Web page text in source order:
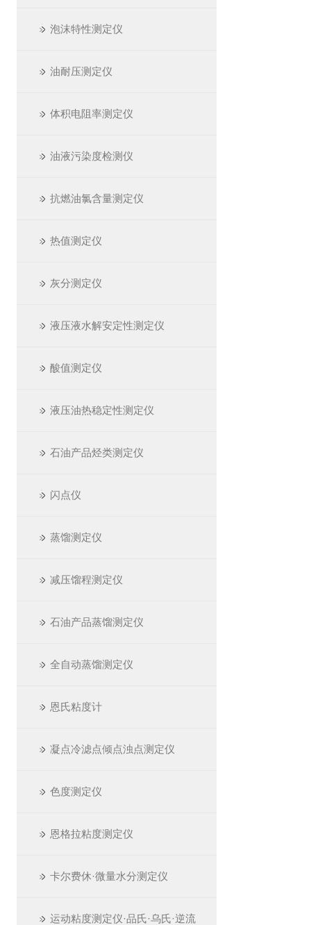
泡沫特性测定仪
油耐压测定仪
体积电阻率测定仪
油液污染度检测仪
抗燃油氯含量测定仪
热值测定仪
灰分测定仪
液压液水解安定性测定仪
酸值测定仪
液压油热稳定性测定仪
石油产品烃类测定仪
闪点仪
蒸馏测定仪
减压馏程测定仪
石油产品蒸馏测定仪
全自动蒸馏测定仪
恩氏粘度计
凝点冷滤点倾点浊点测定仪
色度测定仪
恩格拉粘度测定仪
卡尔费休·微量水分测定仪
运动粘度测定仪·品氏·乌氏·逆流